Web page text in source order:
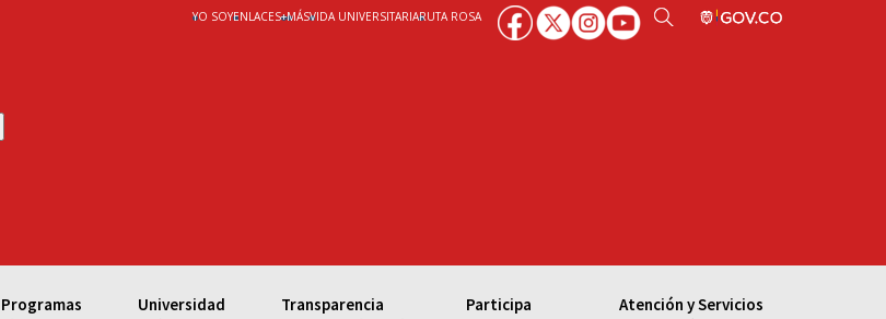
YO SOYENLACES+MÁSVIDA UNIVERSITARIARUTA ROSA
Programas Universidad Transparencia Participa Atención y Servicios